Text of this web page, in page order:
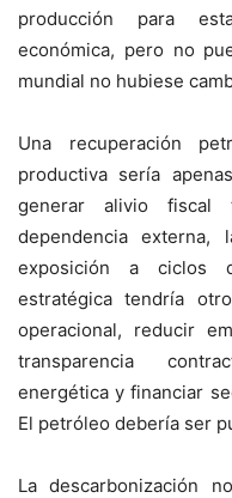
producción para
económica, pero no
mundial no hubiese
Una recuperación
productiva sería
generar alivio fiscal
dependencia externa,
exposición a ciclos
estratégica tendría
operacional, reducir
transparencia
energética y financiar
El petróleo debería ser
La descarbonización